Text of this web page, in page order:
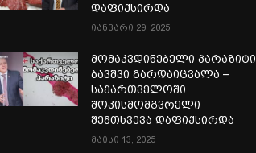
დაფიქსირდა
იანვარი 29, 2025
მომაკვდინებელი პარაზიტი,
ბავშვი გარდაიცვალა –
საქართველოში
შოკისმომგვრელი
შემთხვევა დაფიქსირდა
მაისი 13, 2025